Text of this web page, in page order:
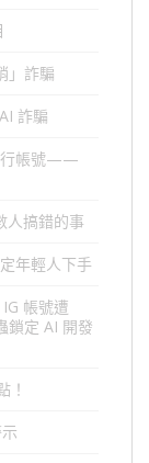
」詐騙
詐騙
行帳號——
人搞錯的事
年輕人下手
帳號遭
鎖定 AI 開發
！